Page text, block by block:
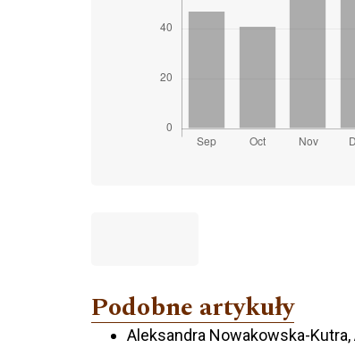
Podobne artykuły
Aleksandra Nowakowska-